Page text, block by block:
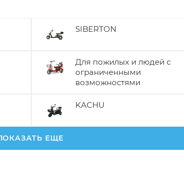
SIBERTON
Для пожилых и людей с
ограниченными
возможностями
KACHU
ЕЩЕ